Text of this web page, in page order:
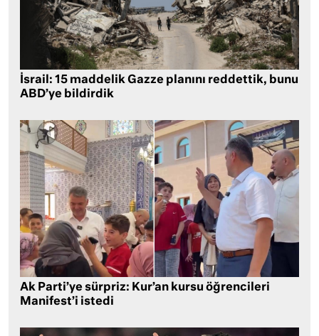
İsrail: 15 maddelik Gazze planını reddettik, bunu
ABD’ye bildirdik
Ak Parti’ye sürpriz: Kur’an kursu öğrencileri
Manifest’i istedi